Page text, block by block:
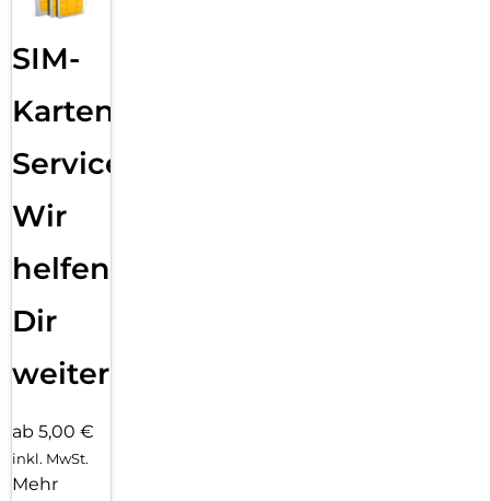
SIM-
Karten
Service:
Wir
helfen
Dir
weiter
ab 5,00 €
inkl. MwSt.
Mehr